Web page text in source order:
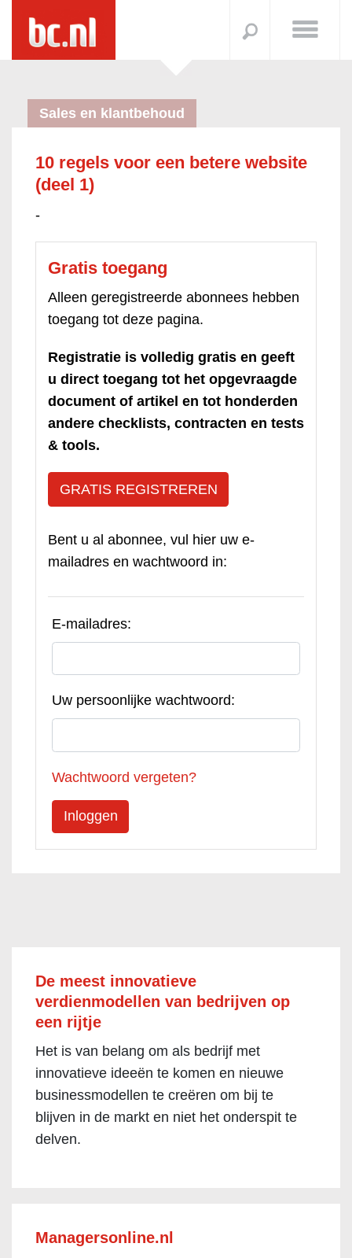
Sales en klantbehoud
10 regels voor een betere website
(deel 1)
-
Gratis toegang
Alleen geregistreerde abonnees hebben
toegang tot deze pagina.
Registratie is volledig gratis en geeft
u direct toegang tot het opgevraagde
document of artikel en tot honderden
andere checklists, contracten en tests
& tools.
GRATIS REGISTREREN
Bent u al abonnee, vul hier uw e-
mailadres en wachtwoord in:
E-mailadres:
Uw persoonlijke wachtwoord:
Wachtwoord vergeten?
De meest innovatieve
verdienmodellen van bedrijven op
een rijtje
Het is van belang om als bedrijf met
innovatieve ideeën te komen en nieuwe
businessmodellen te creëren om bij te
blijven in de markt en niet het onderspit te
delven.
Managersonline.nl